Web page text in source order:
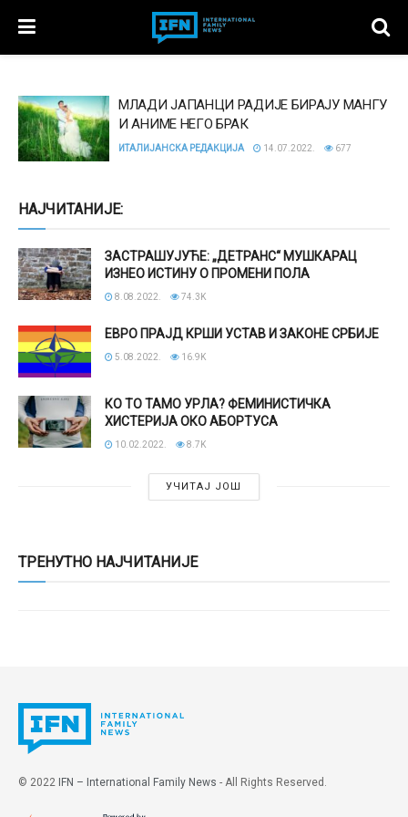
МЛАДИ ЈАПАНЦИ РАДИЈЕ БИРАЈУ МАНГУ
И АНИМЕ НЕГО БРАК
ИТАЛИЈАНСКА РЕДАКЦИЈА 14.07.2022. 677
НАЈЧИТАНИЈЕ:
ЗАСТРАШУЈУЋЕ: „ДЕТРАНС“ МУШКАРАЦ
ИЗНЕО ИСТИНУ О ПРОМЕНИ ПОЛА
8.08.2022. 74.3K
ЕВРО ПРАЈД КРШИ УСТАВ И ЗАКОНЕ СРБИЈЕ
5.08.2022. 16.9K
КО ТО ТАМО УРЛА? ФЕМИНИСТИЧКА
ХИСТЕРИЈА ОКО АБОРТУСА
10.02.2022. 8.7K
УЧИТАЈ ЈОШ
ТРЕНУТНО НАЈЧИТАНИЈЕ
© 2022 IFN – International Family News - All Rights Reserved.